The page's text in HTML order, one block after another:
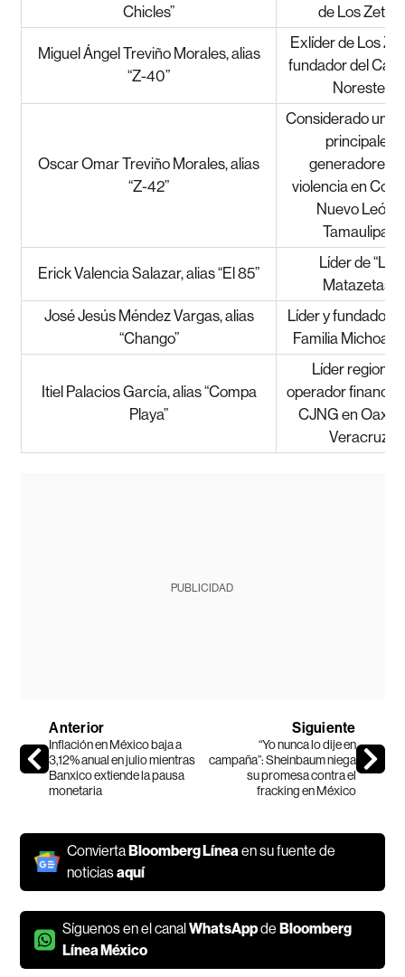
Chicles”
de Los Zetas.
Miguel Ángel Treviño Morales, alias
“Z-40”
Exlíder de Los
fundador del
Noreste.
Oscar Omar Treviño Morales, alias
“Z-42”
Considerado uno
principales
generadores
violencia en
Nuevo León y
Tamaulipas.
Erick Valencia Salazar, alias “El 85”
Líder de “Los
Matazetas”.
José Jesús Méndez Vargas, alias
“Chango”
Líder y fundador
Familia
Itiel Palacios García, alias “Compa
Playa”
Líder regional
operador
CJNG en
Veracruz.
PUBLICIDAD
Anterior
Inflación en México baja a
3,12% anual en julio mientras
Banxico extiende la pausa
monetaria
Siguiente
“Yo nunca lo dije en
campaña”: Sheinbaum niega
su promesa contra el
fracking en México
ConviertaBloomberg Líneaen su fuente de
noticiasaquí
Síguenos en el canalWhatsAppdeBloomberg
Línea México